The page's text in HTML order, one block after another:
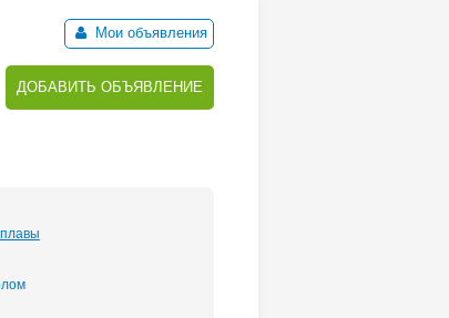
Мои объявления
ДОБАВИТЬ ОБЪЯВЛЕНИЕ